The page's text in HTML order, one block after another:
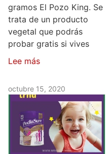
gramos El Pozo King. Se
trata de un producto
vegetal que podrás
probar gratis si vives
Lee más
octubre 15, 2020